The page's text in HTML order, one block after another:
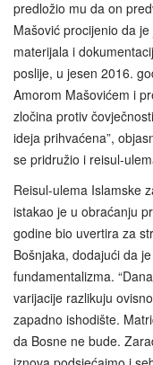
predložio mu da on
Mašović procijenio da
materijala i
poslije, u jesen 2016.
Amorom Mašovićem i
zločina protiv
ideja prihvaćena”,
se pridružio i reisul-
Reisul-ulema Islamske
istakao je u obraćanju
godine bio uvertira za
Bošnjaka, dodajući da
fundamentalizma.
varijacije razlikuju
zapadno ishodište.
da Bosne ne bude.